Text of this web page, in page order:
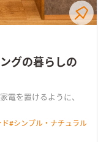
グの暮らしの
電を置けるように、
ド#シンプル・ナチュラル